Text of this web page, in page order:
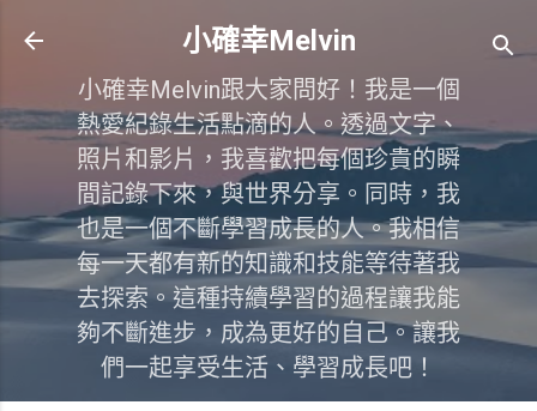
跳到主要內容
小確幸Melvin
小確幸Melvin跟大家問好！我是一個
熱愛紀錄生活點滴的人。透過文字、
照片和影片，我喜歡把每個珍貴的瞬
間記錄下來，與世界分享。同時，我
也是一個不斷學習成長的人。我相信
每一天都有新的知識和技能等待著我
去探索。這種持續學習的過程讓我能
夠不斷進步，成為更好的自己。讓我
們一起享受生活、學習成長吧！